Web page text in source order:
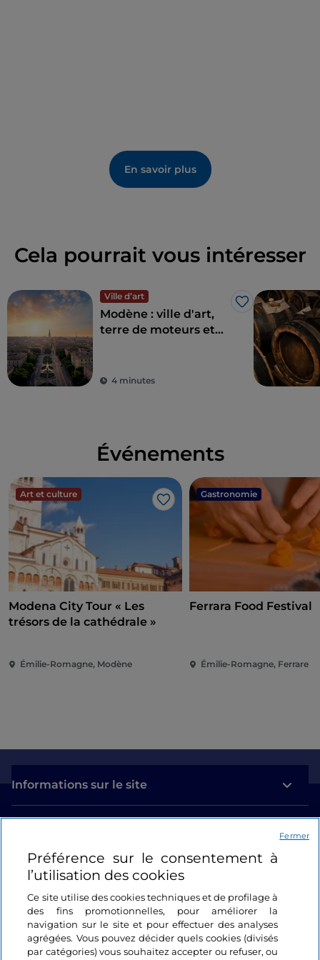
En savoir plus
Cela pourrait vous intéresser
Ville d’art
J’aime
Modène : ville d'art,
terre de moteurs et
4 minutes
Événements
Art et culture
J’aime
Modena City Tour « Les
trésors de la cathédrale »
Émilie-Romagne, Modène
Gastronomie
Ferrara Food Festival
Émilie-Romagne, Ferrare
Informations sur le site
Se connecter
Suivez-nous
Préférence sur le consentement à
l’utilisation des cookies
Ce site utilise des cookies techniques et de profilage à
des fins promotionnelles, pour améliorer la
navigation sur le site et pour effectuer des analyses
agrégées. Vous pouvez décider quels cookies (divisés
par catégories) vous souhaitez accepter ou refuser, ou
Fermer